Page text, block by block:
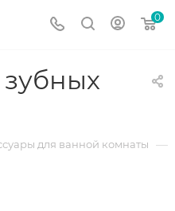
0
для ванной комнаты —